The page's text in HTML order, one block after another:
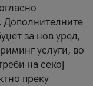
Дополнителните
за нов уред,
услуги, во
на секој
преку